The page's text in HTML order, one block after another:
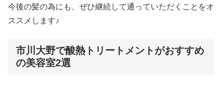
今後の髪の為にも、ぜひ継続して通っていただくことをオ
ススメします♪
市川大野で酸熱トリートメントがおすすめ
の美容室2選